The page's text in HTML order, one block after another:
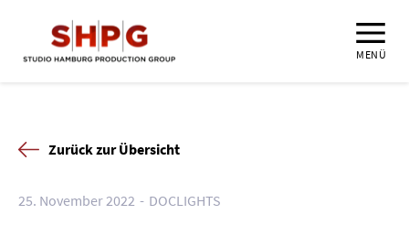
MENÜ
Zurück zur Übersicht
25. November 2022 DOCLIGHTS